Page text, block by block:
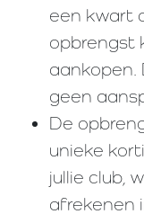
een kwart
opbrengst
aankopen.
geen
De
unieke
jullie club,
afrekenen